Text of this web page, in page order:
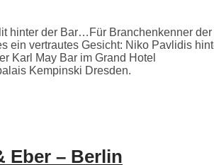
hinter der Bar…Für Branchenkenner der
ein vertrautes Gesicht: Niko Pavlidis
Karl May Bar im Grand Hotel
Kempinski Dresden.
Eber – Berlin